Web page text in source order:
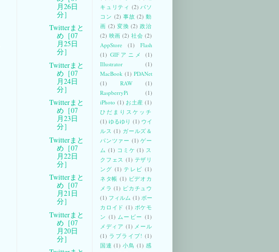
月26日
分］
Twitterまと
め［07
月25日
分］
Twitterまと
め［07
月24日
分］
Twitterまと
め［07
月23日
分］
Twitterまと
め［07
月22日
分］
Twitterまと
め［07
月21日
分］
Twitterまと
め［07
月20日
分］
キュリティ (2) パソ
コン (2) 事故 (2) 動
画 (2) 変換 (2) 政治
(2) 映画 (2) 社会 (2)
AppStore
(1)
Flash
(1) GIFアニメ
(1)
Illustrator
(1)
MacBook (1) PDANet
(1)
RAW
(1)
RaspberryPi
(1)
iPhoto (1) お土産 (1)
ひだまりスケッチ
(1) ゆるゆり (1) ウイ
ルス (1) ガールズ＆
パンツァー (1) ゲー
ム (1) コミケ (1) ス
クフェス (1) テザリ
ング (1) テレビ (1)
ネタ帳 (1) ビデオカ
メラ (1) ピカチュウ
(1) フィルム (1) ボー
カロイド (1) ポケモ
ン (1) ムービー (1)
メディア (1) メール
(1) ラブライブ! (1)
国連 (1) 小鳥 (1) 感